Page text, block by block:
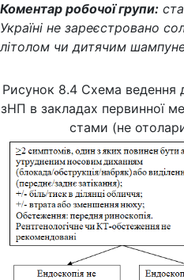
Коментар робочої групи:
Україні не зареєстровано
літолом чи дитячим
Рисунок 8.4 Схема
зНП в закладах первинної
стами (не